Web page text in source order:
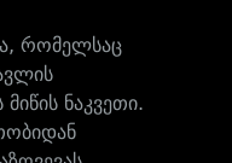
რომელსაც
ნაკვეთი.